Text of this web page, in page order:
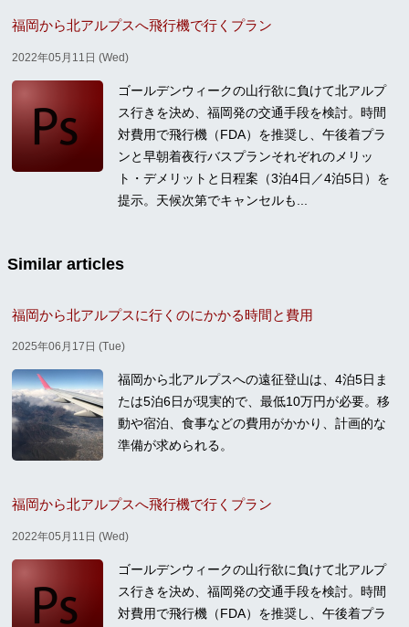
福岡から北アルプスへ飛行機で行くプラン
2022年05月11日 (Wed)
ゴールデンウィークの山行欲に負けて北アルプ
ス行きを決め、福岡発の交通手段を検討。時間
対費用で飛行機（FDA）を推奨し、午後着プラ
ンと早朝着夜行バスプランそれぞれのメリッ
ト・デメリットと日程案（3泊4日／4泊5日）を
提示。天候次第でキャンセルも...
Similar articles
福岡から北アルプスに行くのにかかる時間と費用
2025年06月17日 (Tue)
福岡から北アルプスへの遠征登山は、4泊5日ま
たは5泊6日が現実的で、最低10万円が必要。移
動や宿泊、食事などの費用がかかり、計画的な
準備が求められる。
福岡から北アルプスへ飛行機で行くプラン
2022年05月11日 (Wed)
ゴールデンウィークの山行欲に負けて北アルプ
ス行きを決め、福岡発の交通手段を検討。時間
対費用で飛行機（FDA）を推奨し、午後着プラ